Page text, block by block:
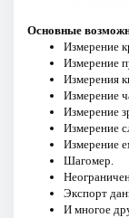
Основные
Измерение
Измерение
Измерения
Измерение
Измерение
Измерение
Измерение
Шагомер.
Экспорт
И многое